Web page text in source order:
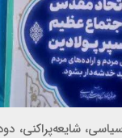
شایعه‌پراکنی،